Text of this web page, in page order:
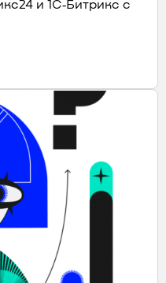
и 1С‑Битрикс c